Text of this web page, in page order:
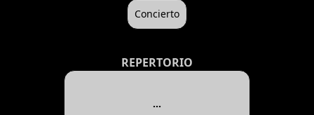
Concierto
REPERTORIO
...